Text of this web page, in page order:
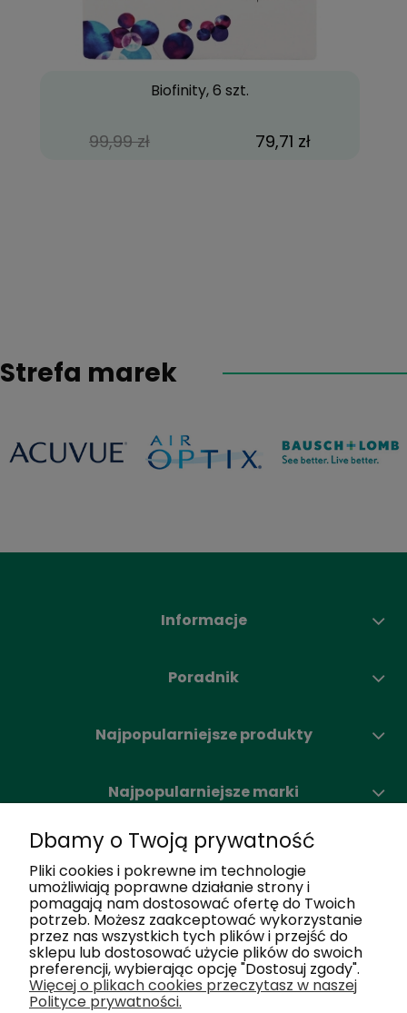
Biofinity, 6 szt.
99,99 zł 79,71 zł
Strefa marek
Informacje
Poradnik
Najpopularniejsze produkty
Najpopularniejsze marki
Moje konto
Nasze salony
Dlaczego my
Dbamy o Twoją prywatność
Pliki cookies i pokrewne im technologie
umożliwiają poprawne działanie strony i
pomagają nam dostosować ofertę do Twoich
potrzeb. Możesz zaakceptować wykorzystanie
przez nas wszystkich tych plików i przejść do
sklepu lub dostosować użycie plików do swoich
preferencji, wybierając opcję "Dostosuj zgody".
Więcej o plikach cookies przeczytasz w naszej
Polityce prywatności.